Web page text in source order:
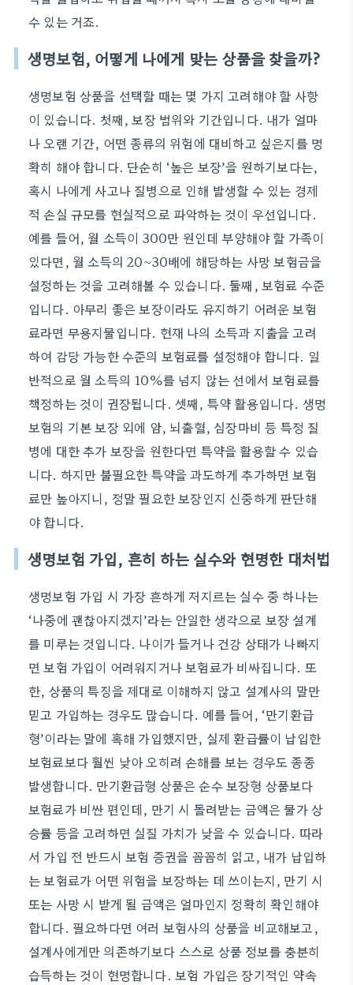
수 있는 거죠.
생명보험, 어떻게 나에게 맞는 상품을 찾을까?
생명보험 상품을 선택할 때는 몇 가지 고려해야 할 사항
이 있습니다. 첫째, 보장 범위와 기간입니다. 내가 얼마
나 오랜 기간, 어떤 종류의 위험에 대비하고 싶은지를 명
확히 해야 합니다. 단순히 ‘높은 보장’을 원하기보다는,
혹시 나에게 사고나 질병으로 인해 발생할 수 있는 경제
적 손실 규모를 현실적으로 파악하는 것이 우선입니다.
예를 들어, 월 소득이 300만 원인데 부양해야 할 가족이
있다면, 월 소득의 20~30배에 해당하는 사망 보험금을
설정하는 것을 고려해볼 수 있습니다. 둘째, 보험료 수준
입니다. 아무리 좋은 보장이라도 유지하기 어려운 보험
료라면 무용지물입니다. 현재 나의 소득과 지출을 고려
하여 감당 가능한 수준의 보험료를 설정해야 합니다. 일
반적으로 월 소득의 10%를 넘지 않는 선에서 보험료를
책정하는 것이 권장됩니다. 셋째, 특약 활용입니다. 생명
보험의 기본 보장 외에 암, 뇌출혈, 심장마비 등 특정 질
병에 대한 추가 보장을 원한다면 특약을 활용할 수 있습
니다. 하지만 불필요한 특약을 과도하게 추가하면 보험
료만 높아지니, 정말 필요한 보장인지 신중하게 판단해
야 합니다.
생명보험 가입, 흔히 하는 실수와 현명한 대처법
생명보험 가입 시 가장 흔하게 저지르는 실수 중 하나는
‘나중에 괜찮아지겠지’라는 안일한 생각으로 보장 설계
를 미루는 것입니다. 나이가 들거나 건강 상태가 나빠지
면 보험 가입이 어려워지거나 보험료가 비싸집니다. 또
한, 상품의 특징을 제대로 이해하지 않고 설계사의 말만
믿고 가입하는 경우도 많습니다. 예를 들어, ‘만기환급
형’이라는 말에 혹해 가입했지만, 실제 환급률이 납입한
보험료보다 훨씬 낮아 오히려 손해를 보는 경우도 종종
발생합니다. 만기환급형 상품은 순수 보장형 상품보다
보험료가 비싼 편인데, 만기 시 돌려받는 금액은 물가 상
승률 등을 고려하면 실질 가치가 낮을 수 있습니다. 따라
서 가입 전 반드시 보험 증권을 꼼꼼히 읽고, 내가 납입하
는 보험료가 어떤 위험을 보장하는 데 쓰이는지, 만기 시
또는 사망 시 받게 될 금액은 얼마인지 정확히 확인해야
합니다. 필요하다면 여러 보험사의 상품을 비교해보고,
설계사에게만 의존하기보다 스스로 상품 정보를 충분히
습득하는 것이 현명합니다. 보험 가입은 장기적인 약속